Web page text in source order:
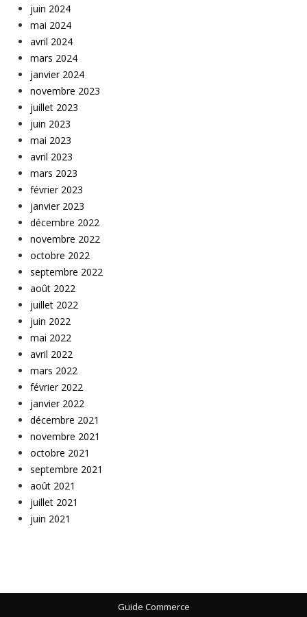
juin 2024
mai 2024
avril 2024
mars 2024
janvier 2024
novembre 2023
juillet 2023
juin 2023
mai 2023
avril 2023
mars 2023
février 2023
janvier 2023
décembre 2022
novembre 2022
octobre 2022
septembre 2022
août 2022
juillet 2022
juin 2022
mai 2022
avril 2022
mars 2022
février 2022
janvier 2022
décembre 2021
novembre 2021
octobre 2021
septembre 2021
août 2021
juillet 2021
juin 2021
Guide Commerce